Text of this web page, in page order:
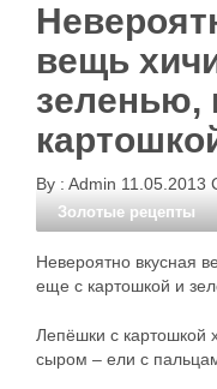
вещь
зеленью,
By : Admin 11.05.2013
Золотые рецепты
Невероятно вкусная
еще с картошкой и
Лепёшки с картошкой
сыром – ели с